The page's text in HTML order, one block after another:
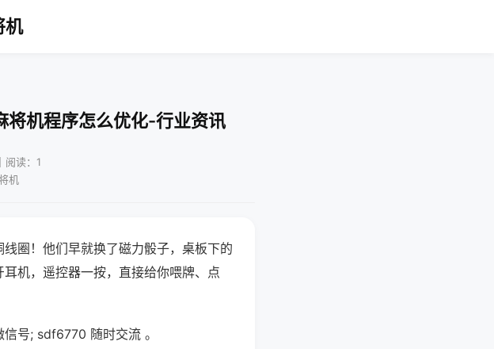
机
将机程序怎么优化-行业资讯
读：1
机
圈！他们早就换了磁力骰子，桌板下的
机，遥控器一按，直接给你喂牌、点
号; sdf6770 随时交流 。